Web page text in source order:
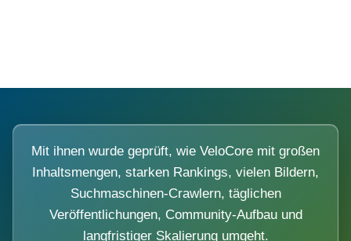
Mit ihnen wurde geprüft, wie VeloCore mit großen
Inhaltsmengen, starken Rankings, vielen Bildern,
Suchmaschinen-Crawlern, täglichen
Veröffentlichungen, Community-Aufbau und
langfristiger Skalierung umgeht.